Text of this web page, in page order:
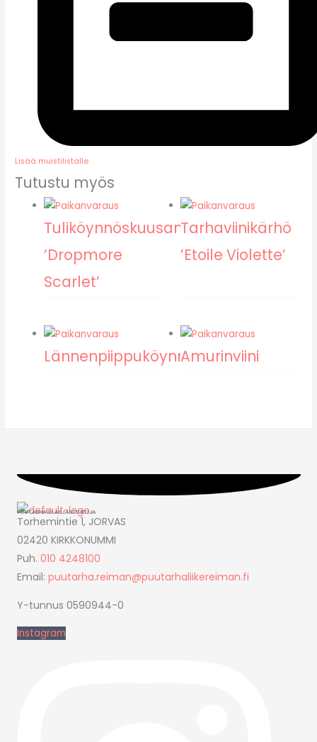
Lisää muistilistalle
Tutustu myös
Tuliköynnöskuusama
’Dropmore
Scarlet’
Tarhaviinikärhö
’Etoile Violette’
LännenpiippuköynnösAmurinviini
PUUTARHASI ASIANTUNTIJA
Torhemintie 1, JORVAS
02420 KIRKKONUMMI
Puh. 010 4248100
Email: puutarha.reiman@puutarhaliikereiman.fi
Y-tunnus 0590944-0
Instagram